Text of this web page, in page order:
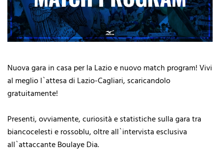
Nuova gara in casa per la Lazio e nuovo match program! Vivi
al meglio l`attesa di Lazio-Cagliari, scaricandolo
gratuitamente!
Presenti, ovviamente, curiosità e statistiche sulla gara tra
biancocelesti e rossoblu, oltre all`intervista esclusiva
all`attaccante Boulaye Dia.